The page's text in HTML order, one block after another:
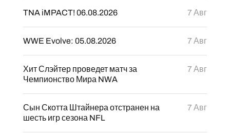
TNA iMPACT! 06.08.2026 7 Авг
WWE Evolve: 05.08.2026 7 Авг
Хит Слэйтер проведет матч за
Чемпионство Мира NWA
7 Авг
Сын Скотта Штайнера отстранен на
шесть игр сезона NFL
7 Авг